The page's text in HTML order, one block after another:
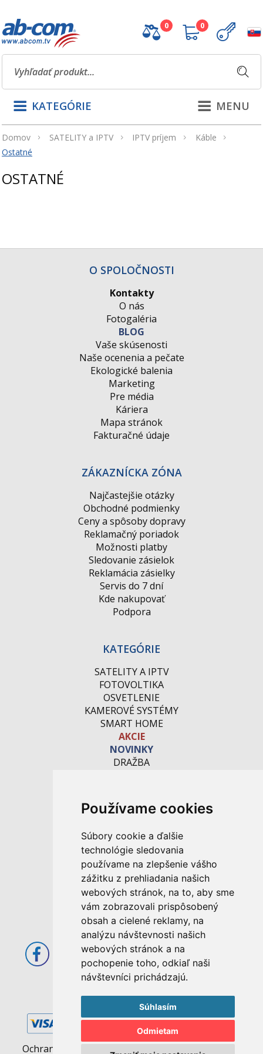
Používame cookies
Súbory cookie a ďalšie
technológie sledovania
používame na zlepšenie vášho
zážitku z prehliadania našich
webových stránok, na to, aby sme
vám zobrazovali prispôsobený
obsah a cielené reklamy, na
analýzu návštevnosti našich
webových stránok a na
pochopenie toho, odkiaľ naši
návštevníci prichádzajú.
Súhlasím
Odmietam
0 0
MENU
KATEGÓRIE
Domov SATELITY a IPTV IPTV príjem
Káble
Ostatné
OSTATNÉ
O SPOLOČNOSTI
Kontakty
O nás
Fotogaléria
BLOG
Vaše skúsenosti
Naše ocenenia a pečate
Ekologické balenia
Marketing
Pre média
Káriera
Mapa stránok
Fakturačné údaje
ZÁKAZNÍCKA ZÓNA
Najčastejšie otázky
Obchodné podmienky
Ceny a spôsoby dopravy
Reklamačný poriadok
Možnosti platby
Sledovanie zásielok
Reklamácia zásielky
Servis do 7 dní
Kde nakupovať
Podpora
KATEGÓRIE
SATELITY A IPTV
FOTOVOLTIKA
OSVETLENIE
KAMEROVÉ SYSTÉMY
SMART HOME
AKCIE
NOVINKY
DRAŽBA
M. Rázusa 4795/34
955 01 Topoľčany
Slovenská republika
E-mail: info@abcom.sk
Tel: +421 38 53 62 611
Otváracie hodiny:
Po - Pia: 08:00 - 17:00
Ochrana osobných údajov | Pravidlá cookies